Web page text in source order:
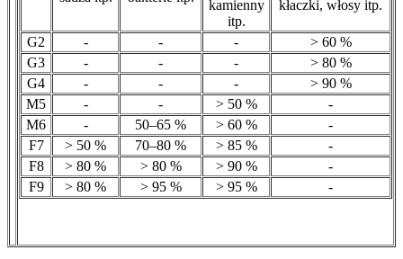
kamienny
itp.
kłaczki, włosy itp.
G2 - - -
> 60 %
G3
- - -
> 80 %
G4
- - -
> 90 %
M5
- - > 50 %
-
M6
- 50–65 % > 60 %
-
F7
> 50 % 70–80 % > 85 %
-
F8
> 80 % > 80 % > 90 %
-
F9
> 80 % > 95 % > 95 % -